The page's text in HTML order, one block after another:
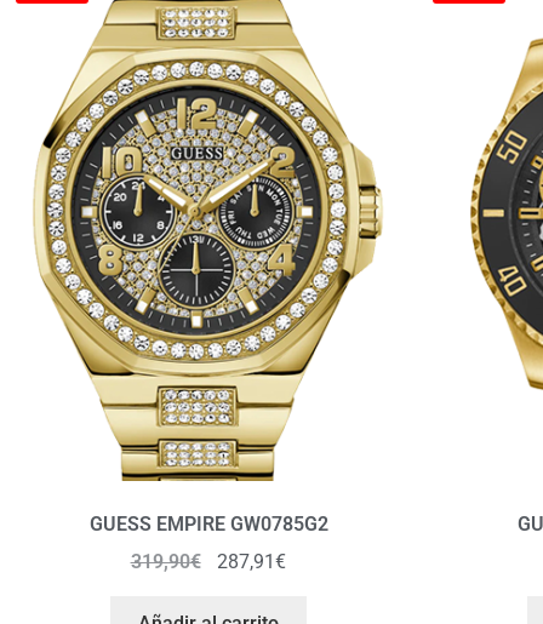
GUESS EMPIRE GW0785G2
319,90€ 287,91€